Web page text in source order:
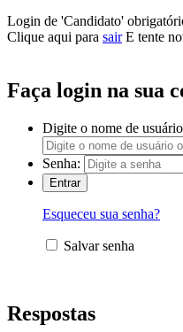
Login de 'Candidato'
Clique aqui para sair E tente
Faça login na sua
Digite o nome de
Senha:
Esqueceu sua senha?
Salvar senha
Respostas